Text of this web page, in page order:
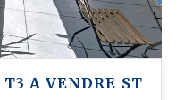
A VENDRE ST